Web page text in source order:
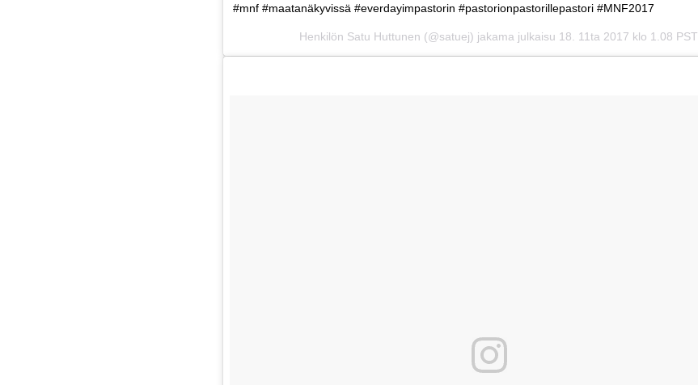
#mnf #maatanäkyvissä #everdayimpastorin #pastorionpastorillepastori #MNF2017
Henkilön Satu Huttunen (@satuej) jakama julkaisu 18. 11ta 2017 klo 1.08 PST